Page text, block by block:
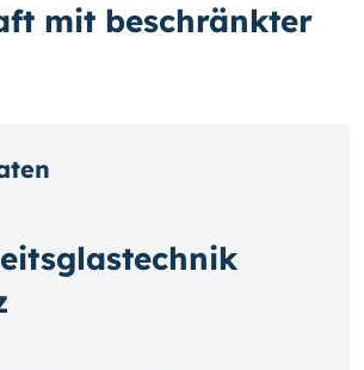
mit beschränkter